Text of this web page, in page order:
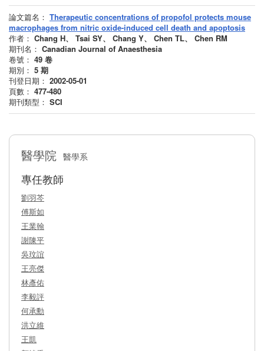
論文篇名： Therapeutic concentrations of propofol protects mouse
macrophages from nitric oxide-induced cell death and apoptosis
作者： Chang H、 Tsai SY、 Chang Y、 Chen TL、 Chen RM
期刊名： Canadian Journal of Anaesthesia
卷號： 49 卷
期別： 5 期
刊登日期： 2002-05-01
頁數： 477-480
期刊類型： SCI
醫學院 醫學系
專任教師
劉羽芩
傅斯如
王業翰
謝陳平
吳玟誼
王亮傑
林彥佑
李毅評
何承勳
洪立維
王凱